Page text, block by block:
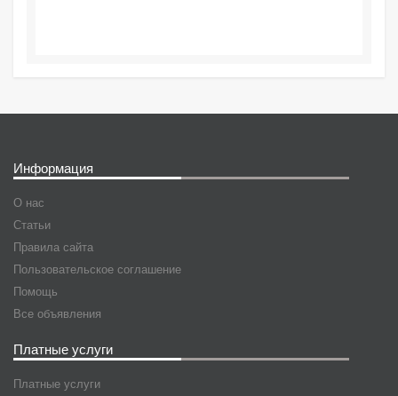
Информация
О нас
Статьи
Правила сайта
Пользовательское соглашение
Помощь
Все объявления
Платные услуги
Платные услуги